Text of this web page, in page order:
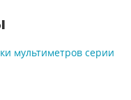
мультиметров серии